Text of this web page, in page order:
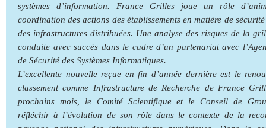
systèmes d’information. France Grilles joue un rôle
coordination des actions des établissements en matière de
des infrastructures distribuées. Une analyse des risques de la
conduite avec succès dans le cadre d’un partenariat avec
de Sécurité des Systèmes Informatiques.
L’excellente nouvelle reçue en fin d’année dernière est le
classement comme Infrastructure de Recherche de France
prochains mois, le Comité Scientifique et le Conseil de
réfléchir à l’évolution de son rôle dans le contexte de la